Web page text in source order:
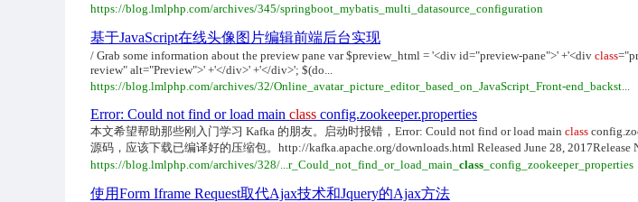
https://blog.lmlphp.com/archives/345/springboot_mybatis_multi_datasource_configuration
基于JavaScript在线头像图片编辑前端后台实现
/ Grab some information about the preview pane var $preview_html = '<div id="preview-pane">' +'<div class
review" alt="Preview">' +'</div>' +'</div>'; $(do...
https://blog.lmlphp.com/archives/32/Online_avatar_picture_editor_based_on_JavaScript_Front-end_backst...
Error: Could not find or load main class config.zookeeper.properties
本文希望帮助那些刚入门学习 Kafka 的朋友。启动时报错，Error: Could not find or load main class
源码，应该下载已编译好的压缩包。http://kafka.apache.org/downloads.html Released June 28, 2017Release
https://blog.lmlphp.com/archives/328/...r_Could_not_find_or_load_main_ class _config_zookeeper_properties
使用Form Iframe Request取代Ajax技术和Jquery的Ajax方法